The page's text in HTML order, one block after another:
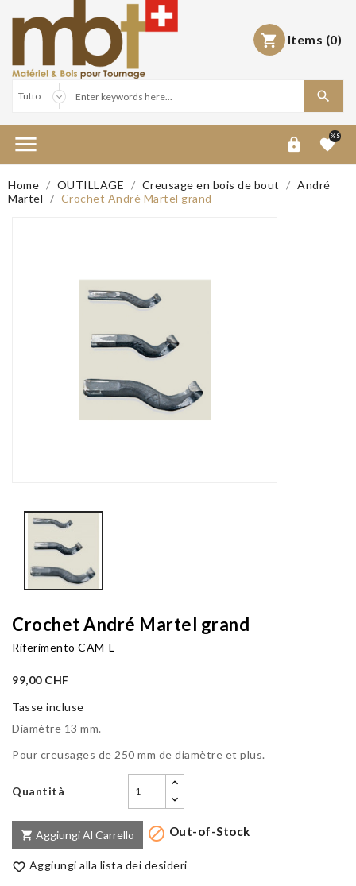
 Items (0)

  %S
Home OUTILLAGE Creusage en bois de bout
André
Martel
Crochet André Martel grand
Crochet André Martel grand
Riferimento CAM-L
99,00 CHF
Tasse incluse
Diamètre 13 mm.
Pour creusages de 250 mm de diamètre et plus.
Quantità
 Aggiungi Al Carrello  Out-of-Stock
 Aggiungi alla lista dei desideri